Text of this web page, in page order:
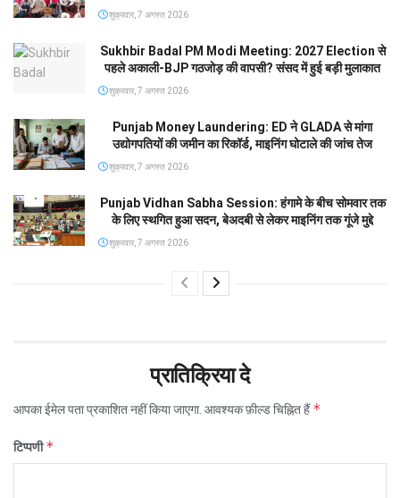
शुक्रवार, 7 अगस्त 2026
Sukhbir Badal PM Modi Meeting: 2027 Election से
पहले अकाली-BJP गठजोड़ की वापसी? संसद में हुई बड़ी मुलाकात
शुक्रवार, 7 अगस्त 2026
Punjab Money Laundering: ED ने GLADA से मांगा
उद्योगपतियों की जमीन का रिकॉर्ड, माइनिंग घोटाले की जांच तेज
शुक्रवार, 7 अगस्त 2026
Punjab Vidhan Sabha Session: हंगामे के बीच सोमवार तक
के लिए स्थगित हुआ सदन, बेअदबी से लेकर माइनिंग तक गूंजे मुद्दे
शुक्रवार, 7 अगस्त 2026
प्रातिक्रिया दे
आपका ईमेल पता प्रकाशित नहीं किया जाएगा. आवश्यक फ़ील्ड चिह्नित हैं*
टिप्पणी*